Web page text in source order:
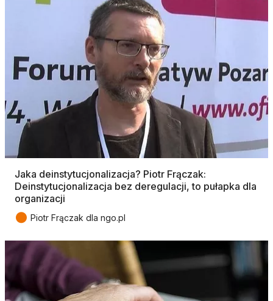
Jaka deinstytucjonalizacja? Piotr Frączak:
Deinstytucjonalizacja bez deregulacji, to pułapka dla
organizacji
● Piotr Frączak dla ngo.pl